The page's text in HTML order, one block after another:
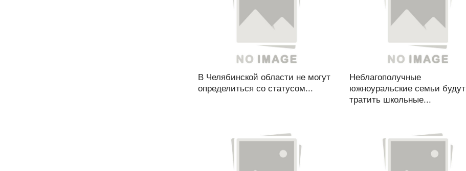
В Челябинской области не могут
определиться со статусом...
Неблагополучные
южноуральские семьи будут
тратить школьные...